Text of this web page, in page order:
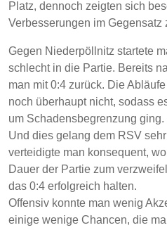
Platz, dennoch zeigten sich
Verbesserungen im Gegensatz
Gegen Niederpöllnitz startete
schlecht in die Partie. Bereits
man mit 0:4 zurück. Die
noch überhaupt nicht, sodass
um Schadensbegrenzung ging.
Und dies gelang dem RSV
verteidigte man konsequent,
Dauer der Partie zum
das 0:4 erfolgreich halten.
Offensiv konnte man wenig
einige wenige Chancen, die